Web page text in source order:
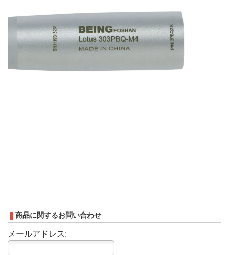
商品に関するお問い合わせ
メールアドレス: